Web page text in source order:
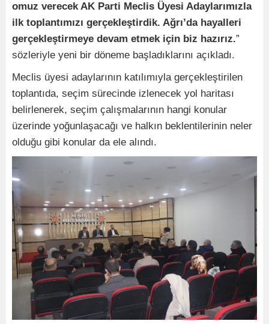
omuz verecek AK Parti Meclis Üyesi Adaylarımızla
ilk toplantımızı gerçekleştirdik. Ağrı’da hayalleri
gerçekleştirmeye devam etmek için biz hazırız.”
sözleriyle yeni bir döneme başladıklarını açıkladı.
Meclis üyesi adaylarının katılımıyla gerçekleştirilen
toplantıda, seçim sürecinde izlenecek yol haritası
belirlenerek, seçim çalışmalarının hangi konular
üzerinde yoğunlaşacağı ve halkın beklentilerinin neler
olduğu gibi konular da ele alındı.